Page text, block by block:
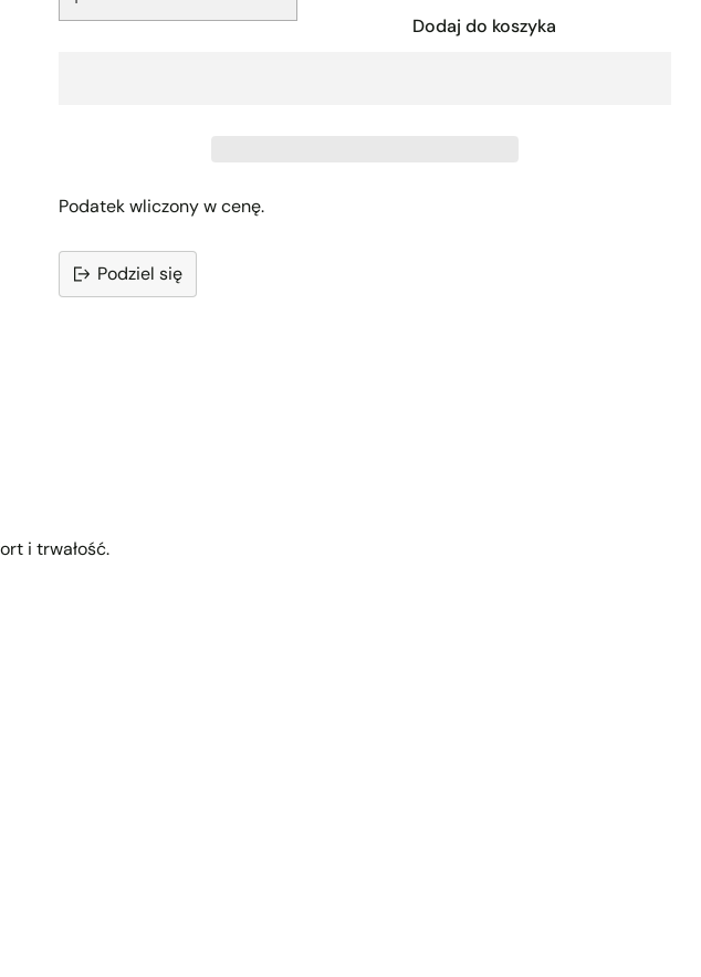
Dodaj do koszyka
Podatek wliczony w cenę.
Podziel się
i trwałość.